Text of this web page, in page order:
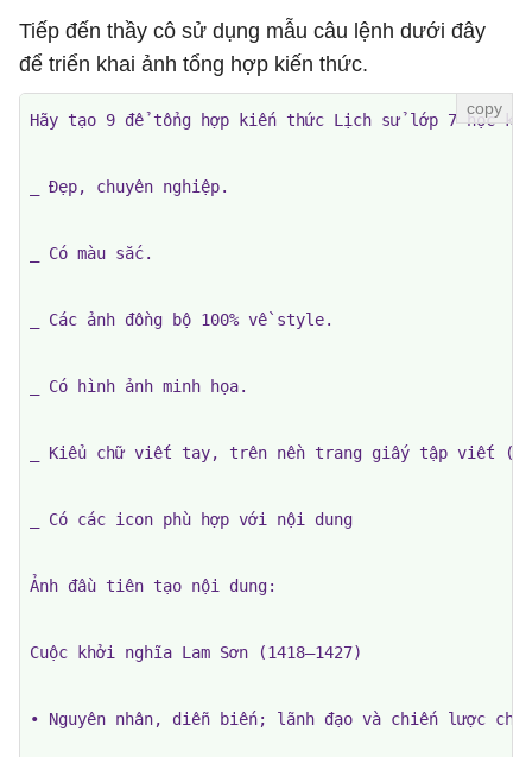
Tiếp đến thầy cô sử dụng mẫu câu lệnh dưới đây
để triển khai ảnh tổng hợp kiến thức.
Hãy tạo 9 để tổng hợp kiến thức Lịch sử lớp 7 học
_ Đẹp, chuyên nghiệp.
_ Có màu sắc.
_ Các ảnh đồng bộ 100% về style.
_ Có hình ảnh minh họa.
_ Kiểu chữ viết tay, trên nền trang giấy tập viết
_ Có các icon phù hợp với nội dung
Ảnh đầu tiên tạo nội dung:
Cuộc khởi nghĩa Lam Sơn (1418–1427)
• Nguyên nhân, diễn biến; lãnh đạo và chiến lược chủ